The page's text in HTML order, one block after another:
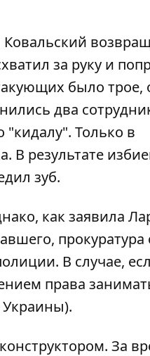
за руку и
было трое,
два
Только в
В результате
зуб.
как заявила
В случае,
права
Украины).
За